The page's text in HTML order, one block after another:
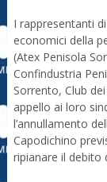
I rappresentanti
economici della
(Atex Penisola
Confindustria
Sorrento, Club
appello ai loro
l’annullamento
Capodichino
ripianare il debito